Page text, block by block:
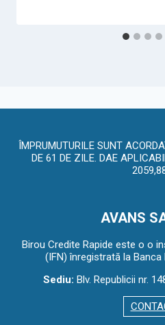
ÎMPRUMUTURILE SUNT
DE 61 DE ZILE. DAE
AVANS
Birou Credite Rapide este o o
(IFN) înregistrată la Banca
Sediu: Blv. Republicii nr.